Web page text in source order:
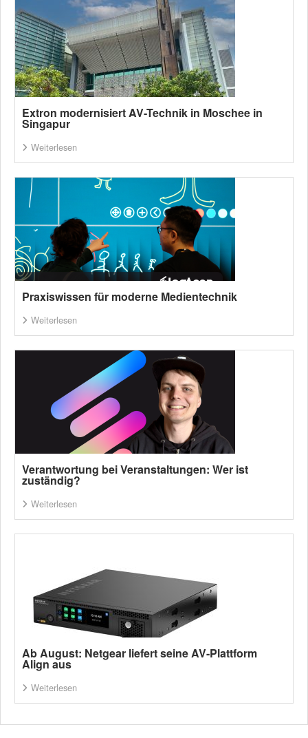
Extron modernisiert AV-Technik in Moschee in
Singapur
Weiterlesen
Praxiswissen für moderne Medientechnik
Weiterlesen
Verantwortung bei Veranstaltungen: Wer ist
zuständig?
Weiterlesen
Ab August: Netgear liefert seine AV-Plattform
Align aus
Weiterlesen